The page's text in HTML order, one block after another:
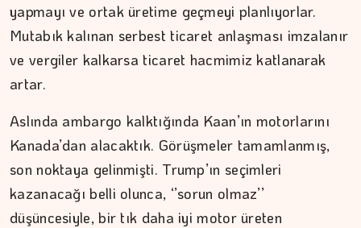
yapmayı ve ortak üretime geçmeyi planlıyorlar.
Mutabık kalınan serbest ticaret anlaşması imzalanır
ve vergiler kalkarsa ticaret hacmimiz katlanarak
artar.
Aslında ambargo kalktığında Kaan’ın motorlarını
Kanada’dan alacaktık. Görüşmeler tamamlanmış,
son noktaya gelinmişti. Trump’ın seçimleri
kazanacağı belli olunca, ‘’sorun olmaz’’
düşüncesiyle, bir tık daha iyi motor üreten